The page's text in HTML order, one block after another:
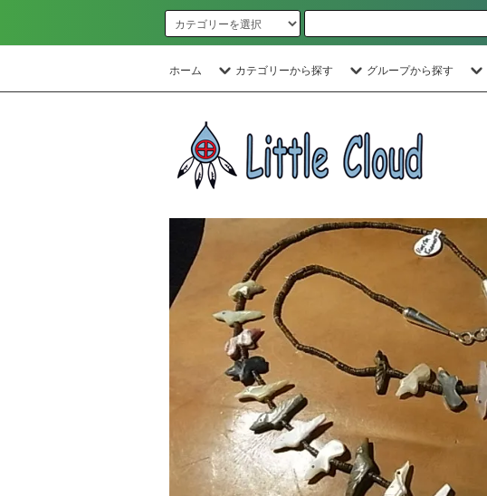
ホーム カテゴリーから探す グループから探す